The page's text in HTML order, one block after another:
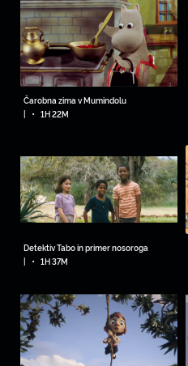
Čarobna zima v Mumindolu
• 1H 22M
Detektiv Tabo in primer nosoroga
|
• 1H 37M